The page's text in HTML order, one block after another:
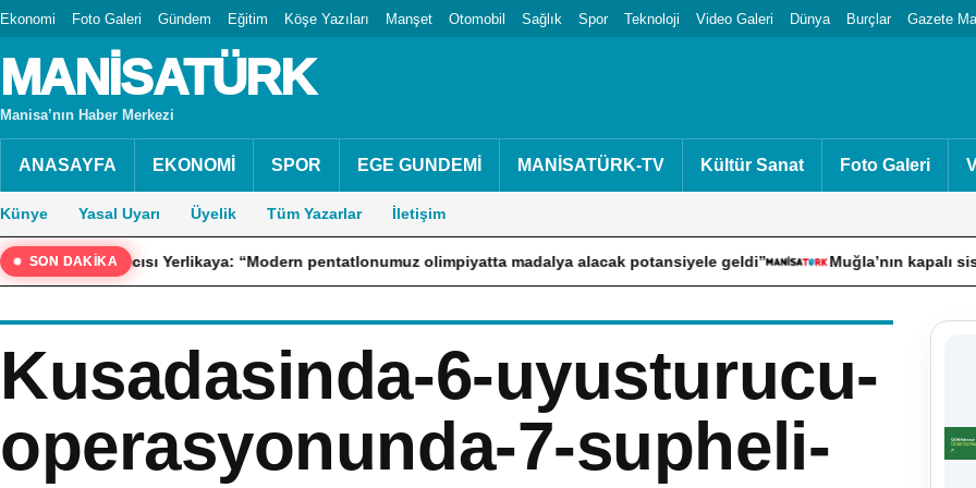
Ekonomi Foto Galeri Gündem Eğitim Köşe Yazıları Manşet Otomobil Sağlık Spor Teknoloji Video Galeri Dünya Burçlar Gazete
MANİSATÜRK
Manisa’nın Haber Merkezi
ANASAYFA EKONOMİ SPOR EGE GUNDEMİ MANİSATÜRK-TV Kültür Sanat Foto Galeri
Künye Yasal Uyarı Üyelik Tüm Yazarlar İletişim
SON DAKİKAYerlikaya: “Modern pentatlonumuz olimpiyatta madalya alacak potansiyele geldi” Muğla’nın kapalı sistem
Kusadasinda-6-uyusturucu-
operasyonunda-7-supheli-